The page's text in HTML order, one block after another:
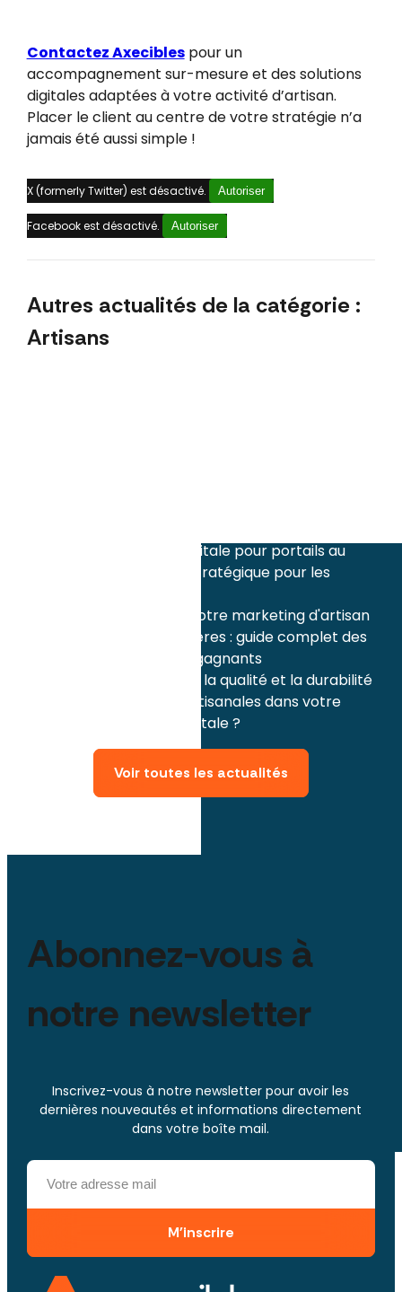
Contactez Axeciblespour un
accompagnement sur-mesure et des solutions
digitales adaptées à votre activité d’artisan.
Placer le client au centre de votre stratégie n’a
jamais été aussi simple !
X (formerly Twitter) est désactivé. Autoriser
Facebook est désactivé. Autoriser
Autres actualités de la catégorie :
Artisans
Communication digitale pour portails au
printemps : guide stratégique pour les
Comment réussir votre marketing d'artisan
pour la Fête des mères : guide complet des
contenus et posts gagnants
Comment valoriser la qualité et la durabilité
de vos créations artisanales dans votre
communication digitale ?
Voir toutes les actualités
Abonnez-vous à
notre newsletter
Inscrivez-vous à notre newsletter pour avoir les
dernières nouveautés et informations directement
dans votre boîte mail.
M'inscrire